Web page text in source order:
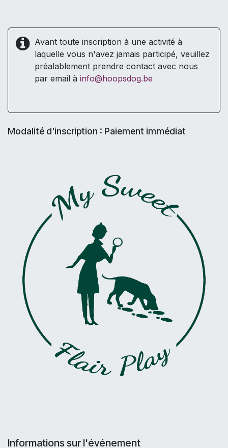
Avant toute inscription à une activité à
laquelle vous n'avez jamais participé, veuillez
préalablement prendre contact avec nous
par email à info@hoopsdog.be
Modalité d'inscription : Paiement immédiat
Informations sur l'événement